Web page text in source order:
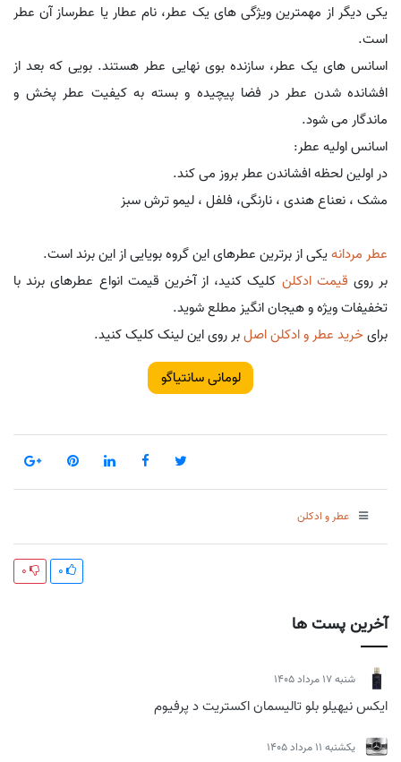
آخرین پست ها
شنبه 17 مرداد 1405
ایکس نیهیلو بلو تالیسمان اکستریت د پرفیوم
يكشنبه 11 مرداد 1405
یکی دیگر از مهمترین ویژگی های یک عطر، نام عطار یا عطرساز آن عطر
است.
اسانس های یک عطر، سازنده بوی نهایی عطر هستند. بویی که بعد از
افشانده شدن عطر در فضا پیچیده و بسته به کیفیت عطر پخش و
ماندگار می شود.
اسانس اولیه عطر:
در اولین لحظه افشاندن عطر بروز می کند.
مشک ، نعناع هندی ، نارنگی، فلفل ، لیمو ترش سبز
عطر مردانهیکی از برترین عطرهای این گروه بویایی از این برند است.
بر روی قیمت ادکلن کلیک کنید، از آخرین قیمت انواع عطرهای برند با
تخفیفات ویژه و هیجان انگیز مطلع شوید.
برایخرید عطر و ادکلن اصلبر روی این لینک کلیک کنید.
لومانی سانتیاگو
عطر و ادکلن